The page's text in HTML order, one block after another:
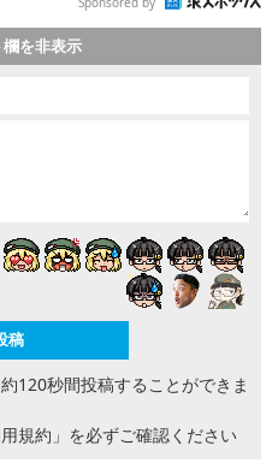
欄を非表示
120秒間投稿することができま
用規約」 を必ずご確認ください